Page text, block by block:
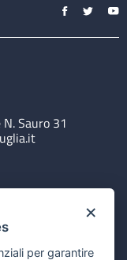
Sauro 31
×
per garantire